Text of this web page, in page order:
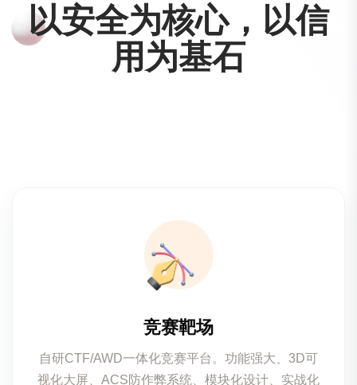
以安全为核心，以信
用为基石
竞赛靶场
自研CTF/AWD一体化竞赛平台。功能强大、3D可
视化大屏、ACS防作弊系统、模块化设计、实战化